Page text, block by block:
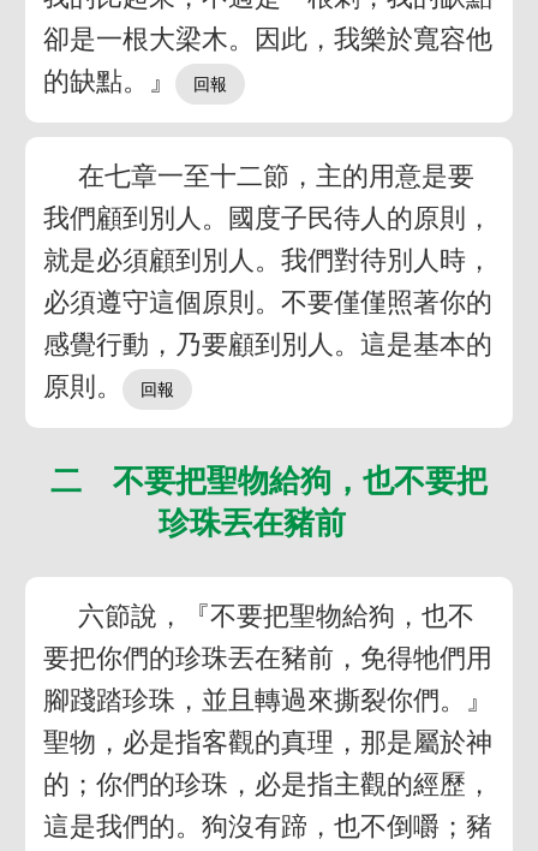
卻是一根大梁木。因此，我樂於寬容他
的缺點。』
在七章一至十二節，主的用意是要
我們顧到別人。國度子民待人的原則，
就是必須顧到別人。我們對待別人時，
必須遵守這個原則。不要僅僅照著你的
感覺行動，乃要顧到別人。這是基本的
原則。
二 不要把聖物給狗，也不要把
珍珠丟在豬前
六節說，『不要把聖物給狗，也不
要把你們的珍珠丟在豬前，免得牠們用
腳踐踏珍珠，並且轉過來撕裂你們。』
聖物，必是指客觀的真理，那是屬於神
的；你們的珍珠，必是指主觀的經歷，
這是我們的。狗沒有蹄，也不倒嚼；豬